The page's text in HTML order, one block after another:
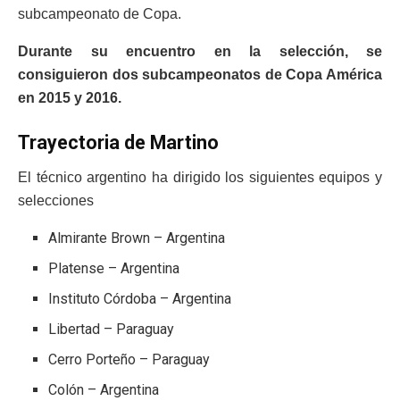
subcampeonato de Copa.
Durante su encuentro en la selección, se
consiguieron dos subcampeonatos de Copa América
en 2015 y 2016.
Trayectoria de Martino
El técnico argentino ha dirigido los siguientes equipos y
selecciones
Almirante Brown – Argentina
Platense – Argentina
Instituto Córdoba – Argentina
Libertad – Paraguay
Cerro Porteño – Paraguay
Colón – Argentina